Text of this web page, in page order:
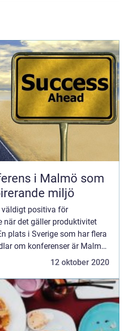
i Malmö som
miljö
väldigt positiva för
när det gäller produktivitet
plats i Sverige som har flera
om konferenser är Malmö.
man enkelt ta sig till staden
12 oktober 2020